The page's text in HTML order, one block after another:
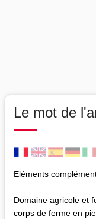
Le mot de
Eléments
Domaine agricole et
corps de ferme en